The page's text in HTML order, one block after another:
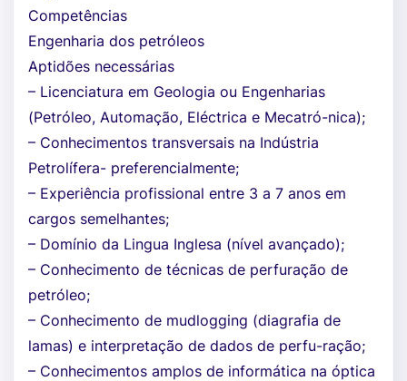
Competências
Engenharia dos petróleos
Aptidões necessárias
– Licenciatura em Geologia ou Engenharias
(Petróleo, Automação, Eléctrica e Mecatró-nica);
– Conhecimentos transversais na Indústria
Petrolífera- preferencialmente;
– Experiência profissional entre 3 a 7 anos em
cargos semelhantes;
– Domínio da Lingua Inglesa (nível avançado);
– Conhecimento de técnicas de perfuração de
petróleo;
– Conhecimento de mudlogging (diagrafia de
lamas) e interpretação de dados de perfu-ração;
– Conhecimentos amplos de informática na óptica